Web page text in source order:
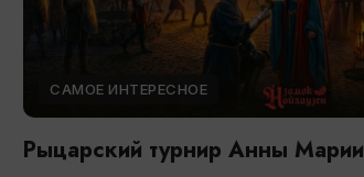
САМОЕ ИНТЕРЕСНОЕ
Рыцарский турнир Анны Марии